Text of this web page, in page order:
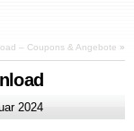
– Coupons & Angebote »
2024